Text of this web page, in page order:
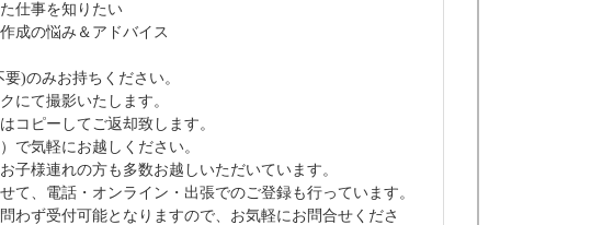
仕事を知りたい
成の悩み＆アドバイス
)のみお持ちください。
にて撮影いたします。
コピーしてご返却致します。
で気軽にお越しください。
子様連れの方も多数お越しいただいています。
て、電話・オンライン・出張でのご登録も行っています。
わず受付可能となりますので、お気軽にお問合せくださ